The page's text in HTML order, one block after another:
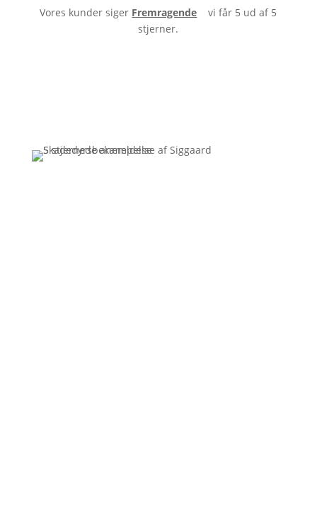
Vores kunder siger Fremragende
vi får 5 ud af 5
stjerner.